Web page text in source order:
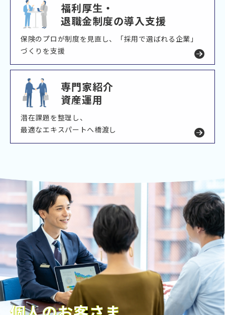
福利厚生・
退職金制度の導入支援
保険のプロが制度を見直し、「採用で選ばれる企業」
づくりを支援
専門家紹介
資産運用
潜在課題を整理し、
最適なエキスパートへ橋渡し